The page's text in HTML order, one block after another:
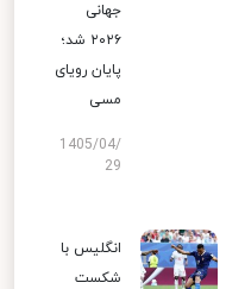
جهانی
۲۰۲۶ شد؛
پایان رویای
مسی
1405/04/
29
انگلیس با
شکست